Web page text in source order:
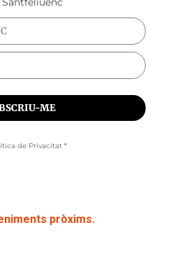
de Privacitat*
pròxims.